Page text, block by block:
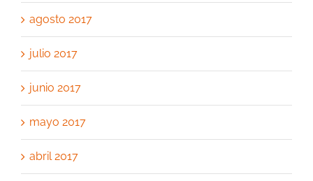
agosto 2017
julio 2017
junio 2017
mayo 2017
abril 2017